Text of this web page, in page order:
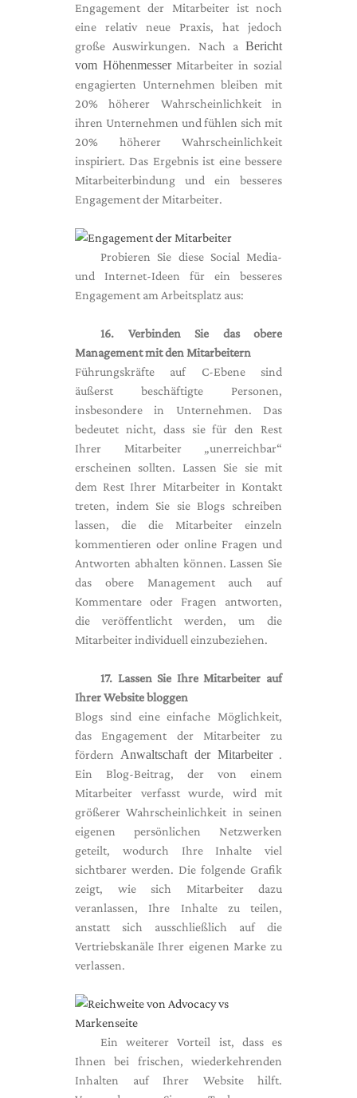
Engagement der Mitarbeiter ist noch
eine relativ neue Praxis, hat jedoch
große Auswirkungen. Nach a Bericht
vom HöhenmesserMitarbeiter in sozial
engagierten Unternehmen bleiben mit
20% höherer Wahrscheinlichkeit in
ihren Unternehmen und fühlen sich mit
20% höherer Wahrscheinlichkeit
inspiriert. Das Ergebnis ist eine bessere
Mitarbeiterbindung und ein besseres
Engagement der Mitarbeiter.
Probieren Sie diese Social Media-
und Internet-Ideen für ein besseres
Engagement am Arbeitsplatz aus:
16. Verbinden Sie das obere
Management mit den Mitarbeitern
Führungskräfte auf C-Ebene sind
äußerst beschäftigte Personen,
insbesondere in Unternehmen. Das
bedeutet nicht, dass sie für den Rest
Ihrer Mitarbeiter „unerreichbar“
erscheinen sollten. Lassen Sie sie mit
dem Rest Ihrer Mitarbeiter in Kontakt
treten, indem Sie sie Blogs schreiben
lassen, die die Mitarbeiter einzeln
kommentieren oder online Fragen und
Antworten abhalten können. Lassen Sie
das obere Management auch auf
Kommentare oder Fragen antworten,
die veröffentlicht werden, um die
Mitarbeiter individuell einzubeziehen.
17. Lassen Sie Ihre Mitarbeiter auf
Ihrer Website bloggen
Blogs sind eine einfache Möglichkeit,
das Engagement der Mitarbeiter zu
fördern Anwaltschaft der Mitarbeiter.
Ein Blog-Beitrag, der von einem
Mitarbeiter verfasst wurde, wird mit
größerer Wahrscheinlichkeit in seinen
eigenen persönlichen Netzwerken
geteilt, wodurch Ihre Inhalte viel
sichtbarer werden. Die folgende Grafik
zeigt, wie sich Mitarbeiter dazu
veranlassen, Ihre Inhalte zu teilen,
anstatt sich ausschließlich auf die
Vertriebskanäle Ihrer eigenen Marke zu
verlassen.
Ein weiterer Vorteil ist, dass es
Ihnen bei frischen, wiederkehrenden
Inhalten auf Ihrer Website hilft.